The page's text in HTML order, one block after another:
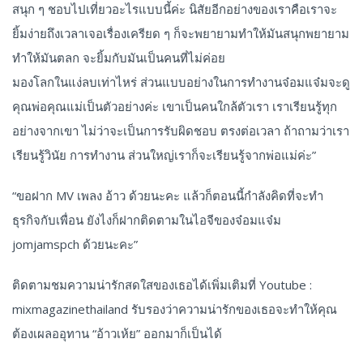
สนุก ๆ ชอบไปเที่ยวอะไรแบบนี้ค่ะ นิสัยอีกอย่างของเราคือเราจะ
ยิ้มง่ายถึงเวลาเจอเรื่องเครียด ๆ ก็จะพยายามทำให้มันสนุกพยายาม
ทำให้มันตลก จะยิ้มกับมันเป็นคนที่ไม่ค่อย
มองโลกในแง่ลบเท่าไหร่ ส่วนแบบอย่างในการทำงานจ๋อมแจ๋มจะดู
คุณพ่อคุณแม่เป็นตัวอย่างค่ะ เขาเป็นคนใกล้ตัวเรา เราเรียนรู้ทุก
อย่างจากเขา ไม่ว่าจะเป็นการรับผิดชอบ ตรงต่อเวลา ถ้าถามว่าเรา
เรียนรู้วินัย การทำงาน ส่วนใหญ่เราก็จะเรียนรู้จากพ่อแม่ค่ะ”
“ขอฝาก MV เพลง อ้าว ด้วยนะคะ แล้วก็ตอนนี้กำลังคิดที่จะทำ
ธุรกิจกับเพื่อน ยังไงก็ฝากติดตามในไอจีของจ๋อมแจ๋ม
jomjamspch ด้วยนะคะ”
ติดตามชมความน่ารักสดใสของเธอได้เพิ่มเติมที่ Youtube :
mixmagazinethailand รับรองว่าความน่ารักของเธอจะทำให้คุณ
ต้องเผลออุทาน “อ้าวเห้ย” ออกมาก็เป็นได้